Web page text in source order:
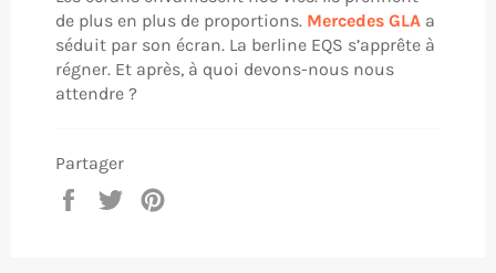
de plus en plus de proportions. Mercedes GLA a
séduit par son écran. La berline EQS s’apprête à
régner. Et après, à quoi devons-nous nous
attendre ?
Partager
PartagerTweeter